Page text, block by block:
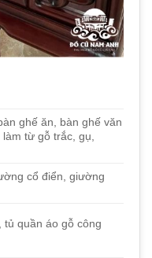
ghế ăn, bàn ghế văn
từ gỗ trắc, gụ,
cổ điển, giường
quần áo gỗ công